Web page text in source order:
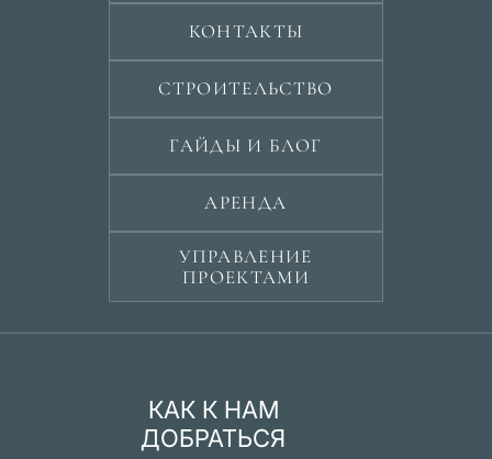
КОНТАКТЫ
СТРОИТЕЛЬСТВО
ГАЙДЫ И БЛОГ
АРЕНДА
УПРАВЛЕНИЕ
ПРОЕКТАМИ
КАК К НАМ
ДОБРАТЬСЯ